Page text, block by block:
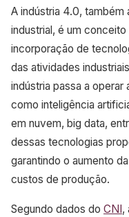
A indústria 4.0, também
industrial, é um
incorporação de
das atividades
indústria passa a
como inteligência
em nuvem, big data,
dessas tecnologias
garantindo o aumento
custos de produção.
Segundo dados do CNI ,